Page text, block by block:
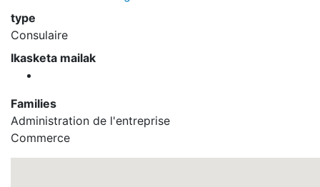
type
Consulaire
Ikasketa mailak
Families
Administration de l'entreprise
Commerce